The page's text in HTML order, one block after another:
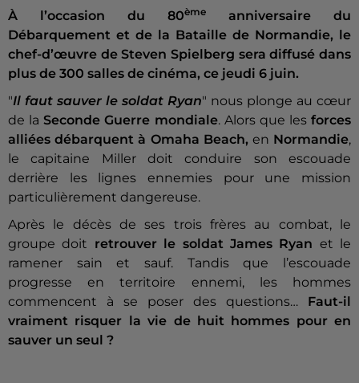
À l’occasion du 80ème
anniversaire du
Débarquement et de la Bataille de Normandie, le
chef-d’œuvre de Steven Spielberg sera diffusé dans
plus de 300 salles de cinéma, ce jeudi 6 juin.
"Il faut sauver le soldat Ryan" nous plonge au cœur
de laSeconde Guerre mondiale. Alors que les forces
alliées débarquent à Omaha Beach, en Normandie,
le capitaine Miller doit conduire son escouade
derrière les lignes ennemies pour une mission
particulièrement dangereuse.
Après le décès de ses trois frères au combat, le
groupe doit retrouver le soldat James Ryan et le
ramener sain et sauf. Tandis que l’escouade
progresse en territoire ennemi, les hommes
commencent à se poser des questions… Faut-il
vraiment risquer la vie de huit hommes pour en
sauver un seul ?